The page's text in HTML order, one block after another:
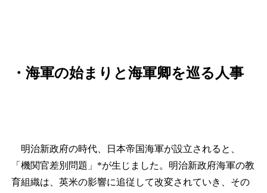
・海軍の始まりと海軍卿を巡る人事
明治新政府の時代、日本帝国海軍が設立されると、
「機関官差別問題」*が生じました。明治新政府海軍の教
育組織は、英米の影響に追従して改変されていき、その